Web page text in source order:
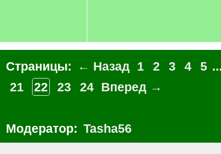
Страницы: ← Назад 1 2 3 4 5
21
22 23 24 Вперед →
Модератор: Tasha56